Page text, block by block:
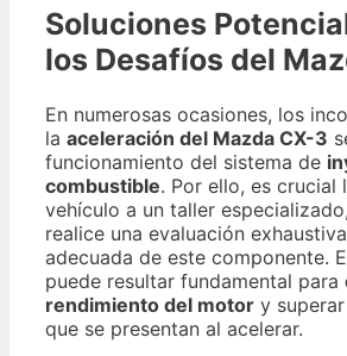
Soluciones
los Desafíos del
En numerosas ocasiones, los
la aceleración del Mazda CX-3
funcionamiento del sistema de
combustible. Por ello, es crucial
vehículo a un taller
realice una evaluación
adecuada de este componente.
puede resultar fundamental para
rendimiento del motor y
que se presentan al acelerar.